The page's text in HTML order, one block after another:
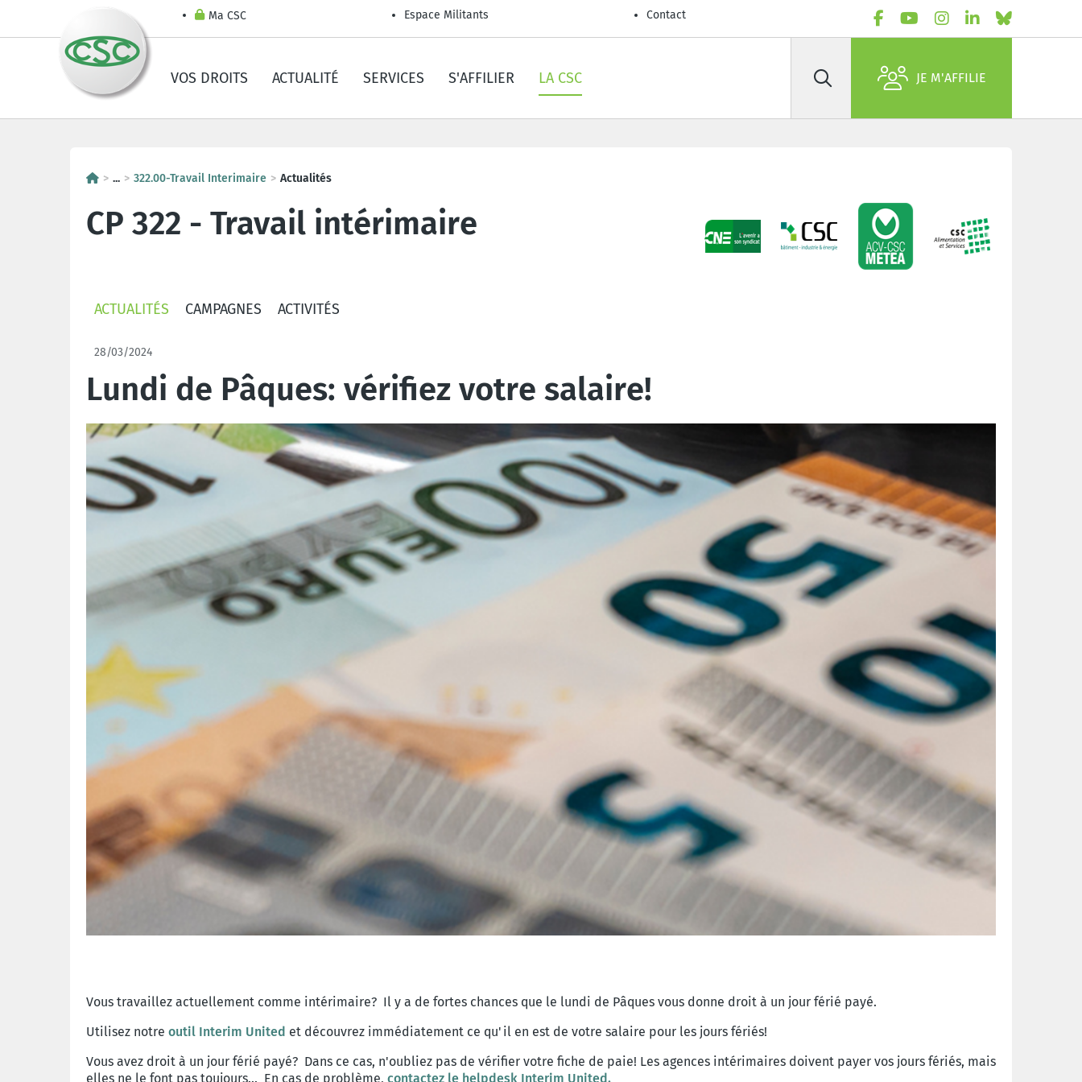
Ma CSC Espace Militants Contact
VOS DROITS ACTUALITÉ SERVICES S'AFFILIER LA CSC Rechercher JE M'AFFILIE
... 322.00-Travail Interimaire Actualités
CP 322 - Travail intérimaire
ACTUALITÉS CAMPAGNES ACTIVITÉS
28/03/2024
Lundi de Pâques: vérifiez votre salaire!
Vous travaillez actuellement comme intérimaire? Il y a de fortes chances que le lundi de Pâques vous donne droit à un jour férié payé.
Utilisez notre outil Interim United et découvrez immédiatement ce qu'il en est de votre salaire pour les jours fériés!
Vous avez droit à un jour férié payé? Dans ce cas, n'oubliez pas de vérifier votre fiche de paie! Les agences intérimaires doivent payer vos jours fériés, mais
elles ne le font pas toujours... En cas de problème, contactez le helpdesk Interim United.